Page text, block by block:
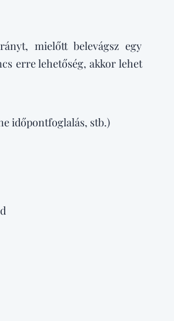
mielőtt belevágsz egy
erre lehetőség, akkor lehet
időpontfoglalás, stb.)